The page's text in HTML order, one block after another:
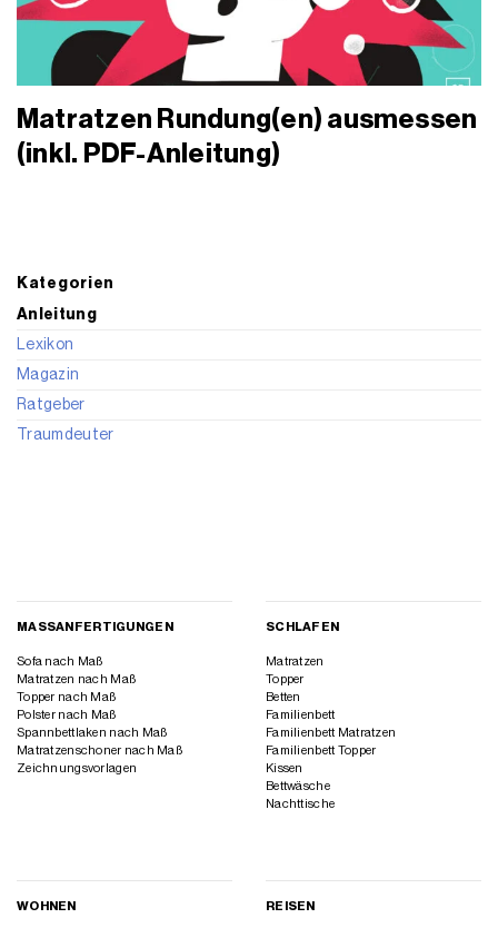
Matratzen Rundung(en) ausmessen
(inkl. PDF-Anleitung)
Kategorien
Anleitung
Lexikon
Magazin
Ratgeber
Traumdeuter
MASSANFERTIGUNGEN
Sofa nach Maß
Matratzen nach Maß
Topper nach Maß
Polster nach Maß
Spannbettlaken nach Maß
Matratzenschoner nach Maß
Zeichnungsvorlagen
SCHLAFEN
Matratzen
Topper
Betten
Familienbett
Familienbett Matratzen
Familienbett Topper
Kissen
Bettwäsche
Nachttische
WOHNEN REISEN